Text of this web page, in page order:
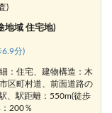
)
地域 住宅地)
6.9分)
：住宅、建物構造：木
区町村道、前面道路の
、駅距離：550m(徒歩
200％